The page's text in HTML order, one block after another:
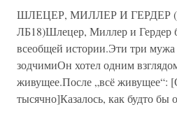
ШЛЕЦЕР, МИЛЛЕР И ГЕРДЕР
ЛБ18)Шлецер, Миллер и Гердер
всеобщей истории.Эти три
зодчимиОн хотел одним
живущее.После „всё живущее“:
тысячно]Казалось, как будто бы